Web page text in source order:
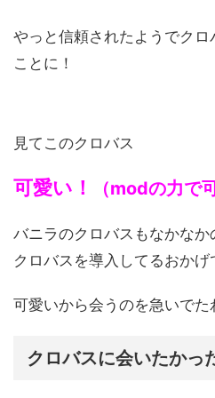
やっと信頼されたようでク
ことに！
見てこのクロバス
可愛い！ （modの力で
バニラのクロバスもなかな
クロバスを導入してるおかげ
可愛いから会うのを急いで
クロバスに会いたかっ